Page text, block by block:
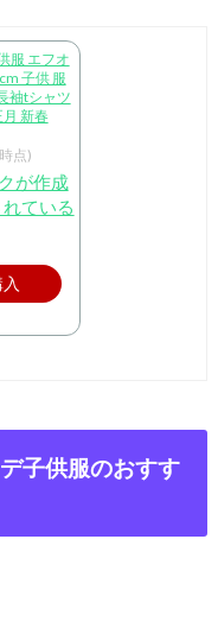
服 エフオ
子供 服
袖tシャツ
月 新春
点)
子供服のおすす